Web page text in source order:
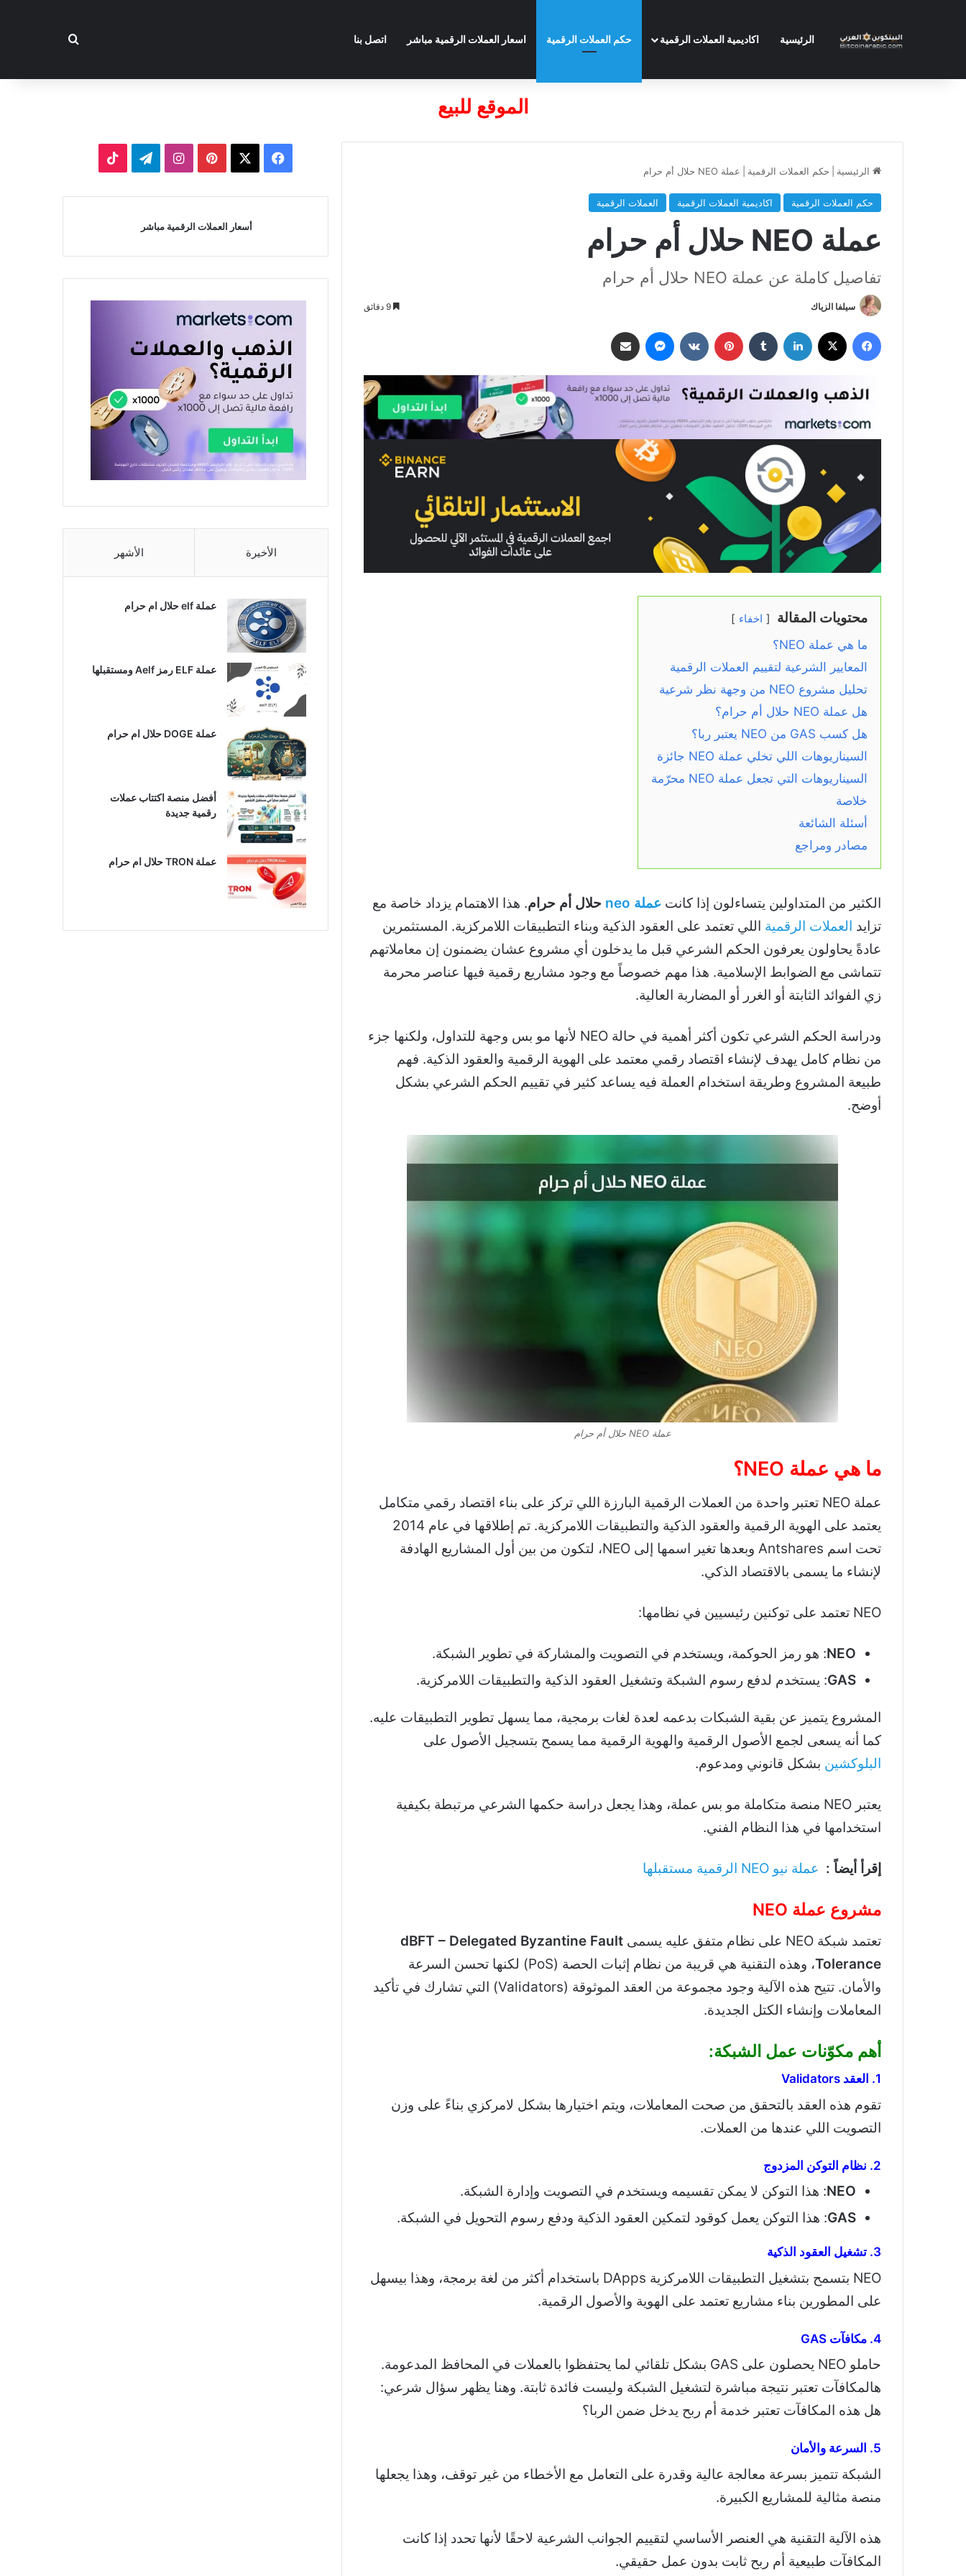
الرئيسية اكاديمية العملات الرقمية حكم العملات الرقمية اسعار العملات الرقمية مباشر اتصل بنا بحث عن
الموقع للبيع
الرئيسية حكم العملات الرقمية عملة NEO حلال أم حرام
حكم العملات الرقمية اكاديمية العملات الرقمية العملات الرقمية
عملة NEO حلال أم حرام
تفاصيل كاملة عن عملة NEO حلال أم حرام
سيلفا الزياك
فيسبوك لينكدإن بينتيريست ماسنجر
محتويات المقالة اخفاء
ما هي عملة NEO؟
المعايير الشرعية لتقييم العملات الرقمية
تحليل مشروع NEO من وجهة نظر شرعية
هل عملة NEO حلال أم حرام؟
هل كسب GAS من NEO يعتبر ربا؟
السيناريوهات اللي تخلي عملة NEO جائزة
السيناريوهات التي تجعل عملة NEO محرّمة
خلاصة
أسئلة الشائعة
مصادر ومراجع
الكثير من المتداولين يتساءلون إذا كانت عملة neo حلال أم حرام. هذا الاهتمام يزداد خاصة مع
تزايد العملات الرقمية اللي تعتمد على العقود الذكية وبناء التطبيقات اللامركزية. المستثمرين
عادةً يحاولون يعرفون الحكم الشرعي قبل ما يدخلون أي مشروع عشان يضمنون إن معاملاتهم
تتماشى مع الضوابط الإسلامية. هذا مهم خصوصاً مع وجود مشاريع رقمية فيها عناصر محرمة
زي الفوائد الثابتة أو الغرر أو المضاربة العالية.
ودراسة الحكم الشرعي تكون أكثر أهمية في حالة NEO لأنها مو بس وجهة للتداول، ولكنها جزء
من نظام كامل يهدف لإنشاء اقتصاد رقمي معتمد على الهوية الرقمية والعقود الذكية. فهم
طبيعة المشروع وطريقة استخدام العملة فيه يساعد كثير في تقييم الحكم الشرعي بشكل
أوضح.
عملة NEO حلال أم حرام
ما هي عملة NEO؟
عملة NEO تعتبر واحدة من العملات الرقمية البارزة اللي تركز على بناء اقتصاد رقمي متكامل
يعتمد على الهوية الرقمية والعقود الذكية والتطبيقات اللامركزية. تم إطلاقها في عام 2014
تحت اسم Antshares وبعدها تغير اسمها إلى NEO، لتكون من بين أول المشاريع الهادفة
لإنشاء ما يسمى بالاقتصاد الذكي.
NEO تعتمد على توكنين رئيسيين في نظامها:
NEO: هو رمز الحوكمة، ويستخدم في التصويت والمشاركة في تطوير الشبكة.
GAS: يستخدم لدفع رسوم الشبكة وتشغيل العقود الذكية والتطبيقات اللامركزية.
المشروع يتميز عن بقية الشبكات بدعمه لعدة لغات برمجية، مما يسهل تطوير التطبيقات عليه.
كما أنه يسعى لجمع الأصول الرقمية والهوية الرقمية مما يسمح بتسجيل الأصول على
البلوكشين بشكل قانوني ومدعوم.
يعتبر NEO منصة متكاملة مو بس عملة، وهذا يجعل دراسة حكمها الشرعي مرتبطة بكيفية
استخدامها في هذا النظام الفني.
إقرأ أيضاً : عملة نيو NEO الرقمية مستقبلها
مشروع عملة NEO
تعتمد شبكة NEO على نظام متفق عليه يسمى
dBFT – Delegated Byzantine Fault
Tolerance
، وهذه التقنية هي قريبة من نظام إثبات الحصة (PoS) لكنها تحسن السرعة
والأمان. تتيح هذه الآلية وجود مجموعة من العقد الموثوقة (Validators) التي تشارك في تأكيد
المعاملات وإنشاء الكتل الجديدة.
أهم مكوّنات عمل الشبكة:
1. العقد Validators
تقوم هذه العقد بالتحقق من صحت المعاملات، ويتم اختيارها بشكل لامركزي بناءً على وزن
التصويت اللي عندها من العملات.
2. نظام التوكن المزدوج
NEO: هذا التوكن لا يمكن تقسيمه ويستخدم في التصويت وإدارة الشبكة.
GAS: هذا التوكن يعمل كوقود لتمكين العقود الذكية ودفع رسوم التحويل في الشبكة.
3. تشغيل العقود الذكية
NEO بتسمح بتشغيل التطبيقات اللامركزية DApps باستخدام أكثر من لغة برمجة، وهذا بيسهل
على المطورين بناء مشاريع تعتمد على الهوية والأصول الرقمية.
4. مكافآت GAS
حاملو NEO يحصلون على GAS بشكل تلقائي لما يحتفظوا بالعملات في المحافظ المدعومة.
هالمكافآت تعتبر نتيجة مباشرة لتشغيل الشبكة وليست فائدة ثابتة. وهنا يظهر سؤال شرعي:
هل هذه المكافآت تعتبر خدمة أم ربح يدخل ضمن الربا؟
5. السرعة والأمان
الشبكة تتميز بسرعة معالجة عالية وقدرة على التعامل مع الأخطاء من غير توقف، وهذا يجعلها
منصة مثالية للمشاريع الكبيرة.
هذه الآلية التقنية هي العنصر الأساسي لتقييم الجوانب الشرعية لاحقًا لأنها تحدد إذا كانت
المكافآت طبيعية أم ربح ثابت بدون عمل حقيقي.
فيسبوك بينتيريستانستقرامتيلقرام
أسعار العملات الرقمية مباشر
الأخيرة الأشهر
عملة elf حلال ام حرام
عملة ELF رمز Aelf ومستقبلها
عملة DOGE حلال ام حرام
أفضل منصة اكتتاب عملات
رقمية جديدة
عملة TRON حلال ام حرام​